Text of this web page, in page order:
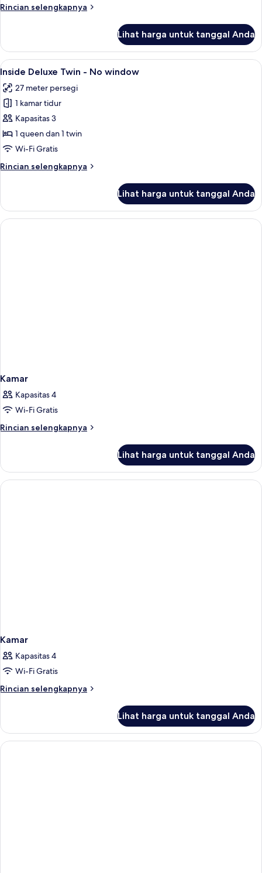
Rincian selengkapnya
Rincian
Eight
Uno
Suite
Lihat harga untuk tanggal Anda
Lihat
semua
foto
untuk
Inside
Deluxe
Twin
No
Inside Deluxe Twin - No window |
2
Inside Deluxe Twin - No window
27 meter persegi
1 kamar tidur
Kapasitas 3
1 queen dan 1 twin
Wi-Fi Gratis
Rincian selengkapnya
Rincian
Inside
Deluxe
Twin
Lihat harga untuk tanggal Anda
Kamar
Kapasitas 4
Wi-Fi Gratis
Rincian selengkapnya
Rincian
Kamar
Lihat harga untuk tanggal Anda
Kamar
Kapasitas 4
Wi-Fi Gratis
Rincian selengkapnya
Rincian
Kamar
Lihat harga untuk tanggal Anda